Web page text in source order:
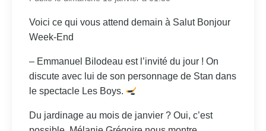
Voici ce qui vous attend demain à Salut Bonjour
Week-End
– Emmanuel Bilodeau est l’invité du jour ! On
discute avec lui de son personnage de Stan dans
le spectacle Les Boys.
Du jardinage au mois de janvier ? Oui, c’est